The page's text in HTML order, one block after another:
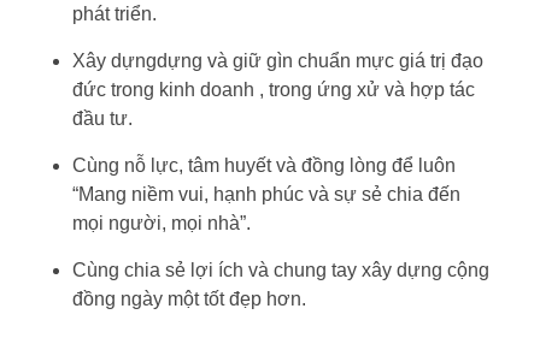
phát triển.
Xây dựngdựng và giữ gìn chuẩn mực giá trị đạo
đức trong kinh doanh , trong ứng xử và hợp tác
đầu tư.
Cùng nỗ lực, tâm huyết và đồng lòng để luôn
“Mang niềm vui, hạnh phúc và sự sẻ chia đến
mọi người, mọi nhà”.
Cùng chia sẻ lợi ích và chung tay xây dựng cộng
đồng ngày một tốt đẹp hơn.